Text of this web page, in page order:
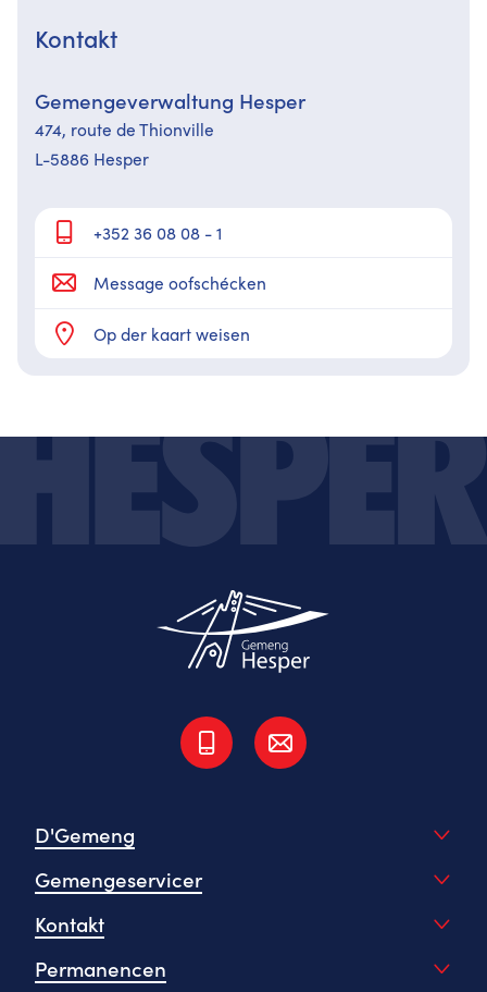
Kontakt
Gemengeverwaltung Hesper
474,​ route de Thionville
L-5886 Hesper
+352 36 08 08 - 1
Message oofschécken
Op der kaart weisen
D'Gemeng
Gemengeservicer
Kontakt
Permanencen